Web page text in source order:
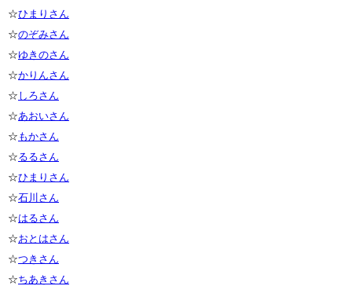
☆ひまりさん
☆のぞみさん
☆ゆきのさん
☆かりんさん
☆ しろさん
☆あおいさん
☆ もかさん
☆るるさん
☆ひまりさん
☆石川さん
☆はるさん
☆おとはさん
☆つきさん
☆ちあきさん